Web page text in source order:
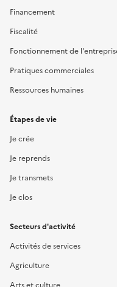
Financement
Fiscalité
Fonctionnement de
Pratiques commerciales
Ressources humaines
Étapes de vie
Je crée
Je reprends
Je transmets
Je clos
Secteurs d'activité
Activités de services
Agriculture